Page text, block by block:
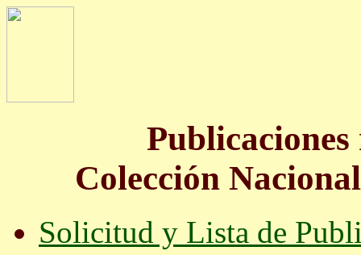
Colección
Solicitud y Lista de